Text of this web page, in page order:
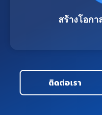
สร้างโอก
ติดต่อเรา